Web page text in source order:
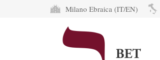
Milano Ebraica (IT/EN)